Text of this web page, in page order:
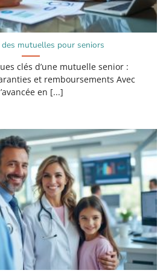
mutuelles pour seniors
clés d’une mutuelle senior :
et remboursements Avec
en [...]